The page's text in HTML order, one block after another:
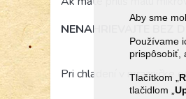
Aby sme
Používame
prispôsobiť,
Tlačítkom „
tlačidlom „
NENAHRIEVAJTE BEZ
Pri chladení v mrazničke